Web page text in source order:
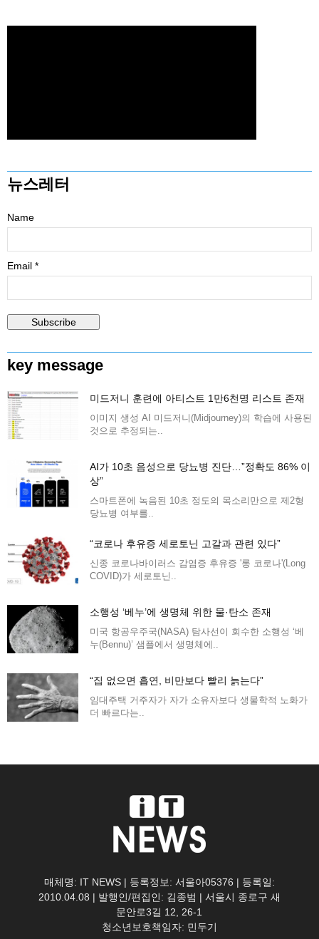
뉴스레터
Name
Email *
key message
미드저니 훈련에 아티스트 1만6천명 리스트 존재
이미지 생성 AI 미드저니(Midjourney)의 학습에 사용된
것으로 추정되는..
AI가 10초 음성으로 당뇨병 진단…”정확도 86% 이
상”
스마트폰에 녹음된 10초 정도의 목소리만으로 제2형
당뇨병 여부를..
“코로나 후유증 세로토닌 고갈과 관련 있다”
신종 코로나바이러스 감염증 후유증 '롱 코로나'(Long
COVID)가 세로토닌..
소행성 ‘베누’에 생명체 위한 물·탄소 존재
미국 항공우주국(NASA) 탐사선이 회수한 소행성 ‘베
누(Bennu)’ 샘플에서 생명체에..
“집 없으면 흡연, 비만보다 빨리 늙는다”
임대주택 거주자가 자가 소유자보다 생물학적 노화가
더 빠르다는..
매체명: IT NEWS | 등록정보: 서울아05376 | 등록일:
2010.04.08 | 발행인/편집인: 김종범 | 서울시 종로구 새
문안로3길 12, 26-1
청소년보호책임자: 민두기